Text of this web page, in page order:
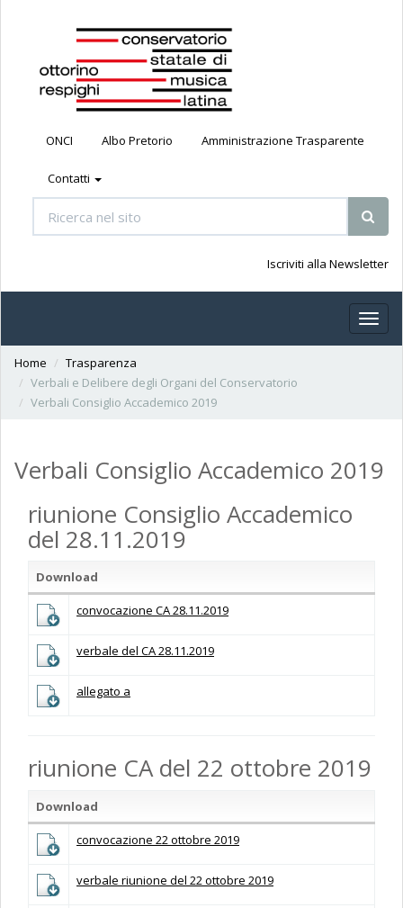
ONCI Albo Pretorio Amministrazione Trasparente
Contatti
Iscriviti alla Newsletter
Toggle
Home
Trasparenza
Verbali e Delibere degli Organi del Conservatorio
Verbali Consiglio Accademico 2019
Verbali Consiglio Accademico 2019
riunione Consiglio Accademico
del 28.11.2019
Download
convocazione CA 28.11.2019
verbale del CA 28.11.2019
allegato a
riunione CA del 22 ottobre 2019
Download
convocazione 22 ottobre 2019
verbale riunione del 22 ottobre 2019